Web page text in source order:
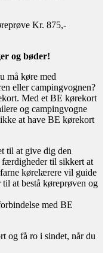
Kr. 875,-
og bøder!
må køre med
eller campingvognen?
Med et BE kørekort
og campingvogne
at have BE kørekort
til at give dig den
færdigheder til sikkert at
kørelærere vil guide
at bestå køreprøven og
med BE
og få ro i sindet, når du